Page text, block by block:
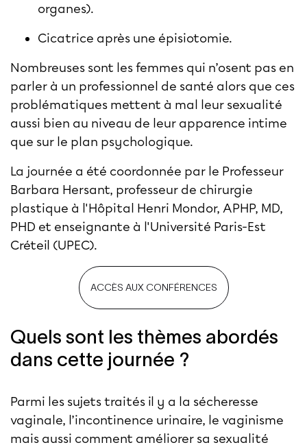
organes).
Cicatrice après une épisiotomie.
Nombreuses sont les femmes qui n’osent pas en
parler à un professionnel de santé alors que ces
problématiques mettent à mal leur sexualité
aussi bien au niveau de leur apparence intime
que sur le plan psychologique.
La journée a été coordonnée par le Professeur
Barbara Hersant, professeur de chirurgie
plastique à l'Hôpital Henri Mondor, APHP, MD,
PHD et enseignante à l'Université Paris-Est
Créteil (UPEC).
ACCÈS AUX CONFÉRENCES
Quels sont les thèmes abordés
dans cette journée ?
Parmi les sujets traités il y a la sécheresse
vaginale, l’incontinence urinaire, le vaginisme
mais aussi comment améliorer sa sexualité